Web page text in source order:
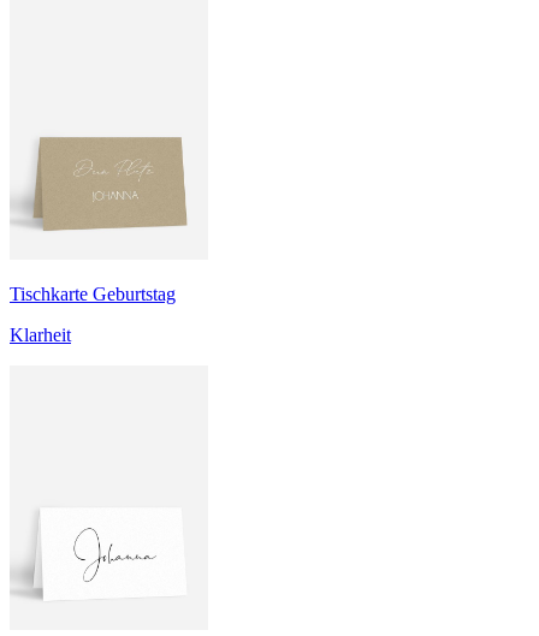
Tischkarte Geburtstag
Klarheit